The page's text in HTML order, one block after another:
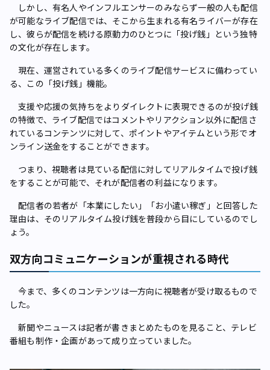
しかし、有名人やインフルエンサーのみならず一般の人も配信
が可能なライブ配信では、そこから生まれる有名ライバーが存在
し、彼らが配信を続ける原動力のひとつに「投げ銭」という独特
の文化が存在します。
現在、運営されている多くのライブ配信サービスに備わってい
る、この「投げ銭」機能。
支援や応援の気持ちをよりダイレクトに表現できるのが投げ銭
の特徴で、ライブ配信ではコメントやリアクション以外に配信さ
れているコンテンツに対して、ポイントやアイテムという形でオ
ンライン送金をすることができます。
つまり、視聴者は見ている配信に対してリアルタイムで投げ銭
をすることが可能で、それが配信者の利益になります。
配信者の若者が「本業にしたい」「お小遣い稼ぎ」と回答した
理由は、そのリアルタイム投げ銭を普段から目にしているのでし
ょう。
双方向コミュニケーションが重視される時代
今まで、多くのコンテンツは一方向に視聴者が受け取るもので
した。
新聞やニュースは記者が書きまとめたものを見ること、テレビ
番組も制作・企画があって成り立っていました。